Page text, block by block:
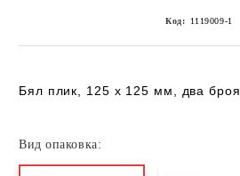
Код: 1119009-1
Бял плик, 125 х 125 мм, два броя
Вид опаковка: